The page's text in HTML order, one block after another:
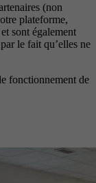
(non
plateforme,
sont également
le fait qu’elles ne
fonctionnement de